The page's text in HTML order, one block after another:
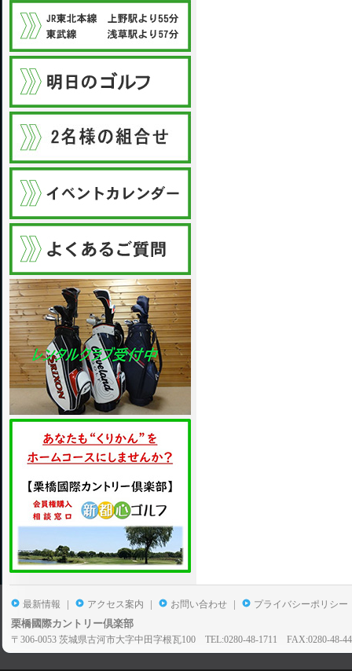
最新情報 | アクセス案内 | お問い合わせ | プライバシーポリシー
栗橋國際カントリー倶楽部
〒306-0053 茨城県古河市大字中田字根瓦100 TEL:0280-48-1711 FAX:0280-48-